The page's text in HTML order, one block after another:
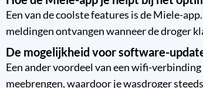
Een van de coolste features is de Miele-
meldingen ontvangen wanneer de droger
De mogelijkheid voor software-
Een ander voordeel van een wifi-
meebrengen, waardoor je wasdroger